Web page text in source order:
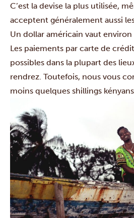
C’est la devise la plus utilisée,
acceptent généralement aussi
Un dollar américain vaut environ
Les paiements par carte de
possibles dans la plupart des
rendrez. Toutefois, nous vous
moins quelques shillings